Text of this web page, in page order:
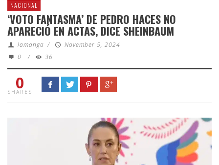
NACIONAL
‘VOTO FANTASMA’ DE PEDRO HACES NO
APARECIÓ EN ACTAS, DICE SHEINBAUM
lamanga /
November 5, 2024
0
/ 36
0
SHARES